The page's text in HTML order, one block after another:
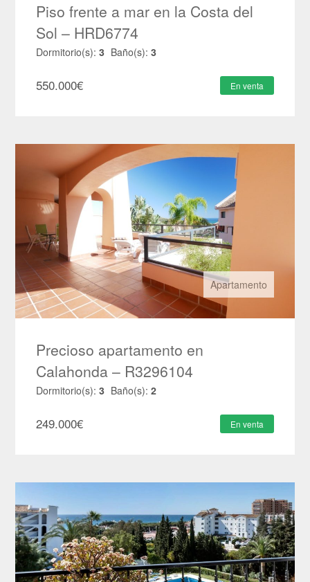
Piso frente a mar en la Costa del
Sol – HRD6774
Dormitorio(s): 3 Baño(s): 3
550.000€ En venta
Apartamento
Precioso apartamento en
Calahonda – R3296104
Dormitorio(s): 3 Baño(s): 2
249.000€ En venta